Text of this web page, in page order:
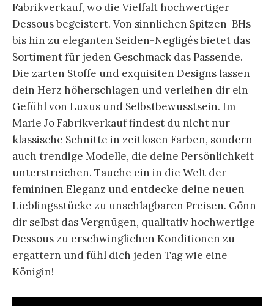
Fabrikverkauf, wo die Vielfalt hochwertiger
Dessous begeistert. Von sinnlichen Spitzen-BHs
bis hin zu eleganten Seiden-Negligés bietet das
Sortiment für jeden Geschmack das Passende.
Die zarten Stoffe und exquisiten Designs lassen
dein Herz höherschlagen und verleihen dir ein
Gefühl von Luxus und Selbstbewusstsein. Im
Marie Jo Fabrikverkauf findest du nicht nur
klassische Schnitte in zeitlosen Farben, sondern
auch trendige Modelle, die deine Persönlichkeit
unterstreichen. Tauche ein in die Welt der
femininen Eleganz und entdecke deine neuen
Lieblingsstücke zu unschlagbaren Preisen. Gönn
dir selbst das Vergnügen, qualitativ hochwertige
Dessous zu erschwinglichen Konditionen zu
ergattern und fühl dich jeden Tag wie eine
Königin!